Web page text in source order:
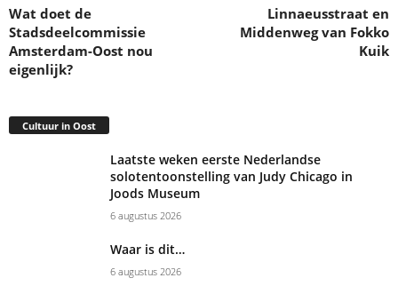
Wat doet de
Stadsdeelcommissie
Amsterdam-Oost nou
eigenlijk?
Linnaeusstraat en
Middenweg van Fokko
Kuik
Cultuur in Oost
Laatste weken eerste Nederlandse
solotentoonstelling van Judy Chicago in
Joods Museum
6 augustus 2026
Waar is dit…
6 augustus 2026